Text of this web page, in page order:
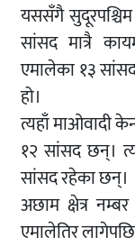
यससँगै
सांसद मात्रै
एमालेका १३
हो।
त्यहाँ माओवादी
१२ सांसद छन्।
सांसद रहेका छन्।
अछाम क्षेत्र
एमालेतिर